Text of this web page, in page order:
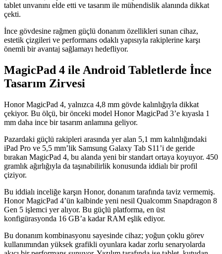
tablet unvanını elde etti ve tasarım ile mühendislik alanında dikkat
çekti.
İnce gövdesine rağmen güçlü donanım özellikleri sunan cihaz,
estetik çizgileri ve performans odaklı yapısıyla rakiplerine karşı
önemli bir avantaj sağlamayı hedefliyor.
MagicPad 4 ile Android Tabletlerde İnce
Tasarım Zirvesi
Honor MagicPad 4, yalnızca 4,8 mm gövde kalınlığıyla dikkat
çekiyor. Bu ölçü, bir önceki model Honor MagicPad 3’e kıyasla 1
mm daha ince bir tasarım anlamına geliyor.
Pazardaki güçlü rakipleri arasında yer alan 5,1 mm kalınlığındaki
iPad Pro ve 5,5 mm’lik Samsung Galaxy Tab S11’i de geride
bırakan MagicPad 4, bu alanda yeni bir standart ortaya koyuyor. 450
gramlık ağırlığıyla da taşınabilirlik konusunda iddialı bir profil
çiziyor.
Bu iddialı inceliğe karşın Honor, donanım tarafında taviz vermemiş.
Honor MagicPad 4’ün kalbinde yeni nesil Qualcomm Snapdragon 8
Gen 5 işlemci yer alıyor. Bu güçlü platforma, en üst
konfigürasyonda 16 GB’a kadar RAM eşlik ediyor.
Bu donanım kombinasyonu sayesinde cihaz; yoğun çoklu görev
kullanımından yüksek grafikli oyunlara kadar zorlu senaryolarda